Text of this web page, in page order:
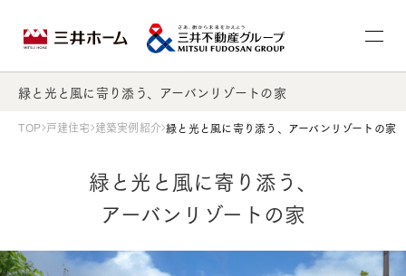
緑と光と風に寄り添う、アーバンリゾートの家
TOP 戸建住宅 建築実例紹介 緑と光と風に寄り添う、アーバンリゾートの家
緑と光と風に寄り添う、
アーバンリゾートの家